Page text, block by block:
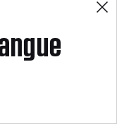
peut être
de
prendre